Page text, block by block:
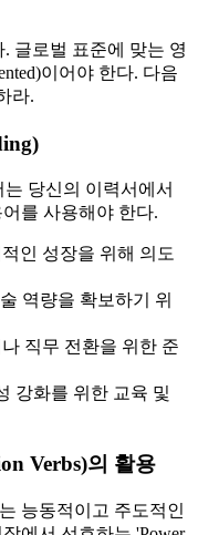
글로벌 표준에 맞는 영
이어야 한다. 다음
라.
는 당신의 이력서에서
를 사용해야 한다.
인 성장을 위해 의도
역량을 확보하기 위
직무 전환을 위한 준
강화를 위한 교육 및
Verbs)의 활용
능동적이고 주도적인